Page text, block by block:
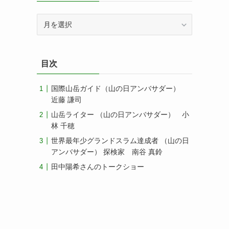
ブ目次
国際山岳ガイド（山の日アンバサダー）
近藤 謙司
山岳ライター （山の日アンバサダー） 小
林 千穂
世界最年少グランドスラム達成者 （山の日
アンバサダー） 探検家 南谷 真鈴
田中陽希さんのトークショー